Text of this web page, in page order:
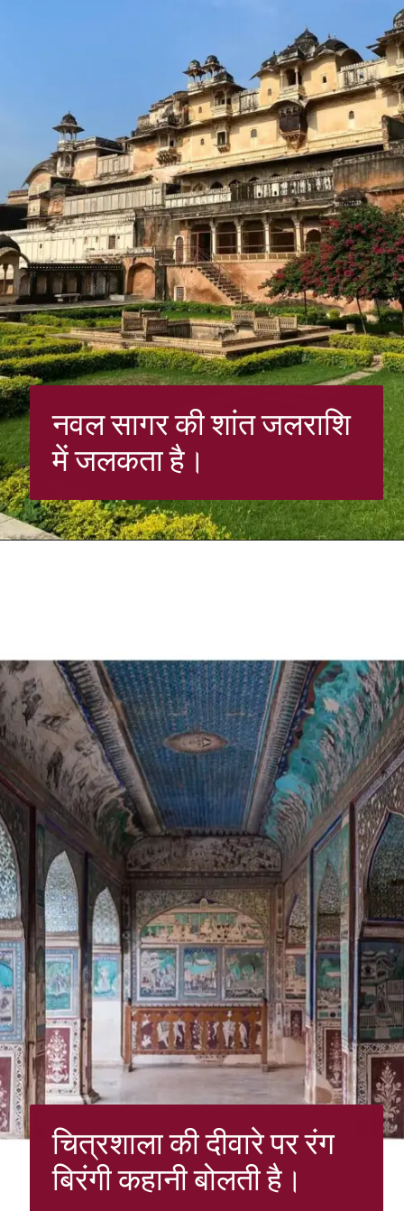
नवल सागर की शांत जलराशि
में जलकता है।
चित्रशाला की दीवारे पर रंग
बिरंगी कहानी बोलती है।